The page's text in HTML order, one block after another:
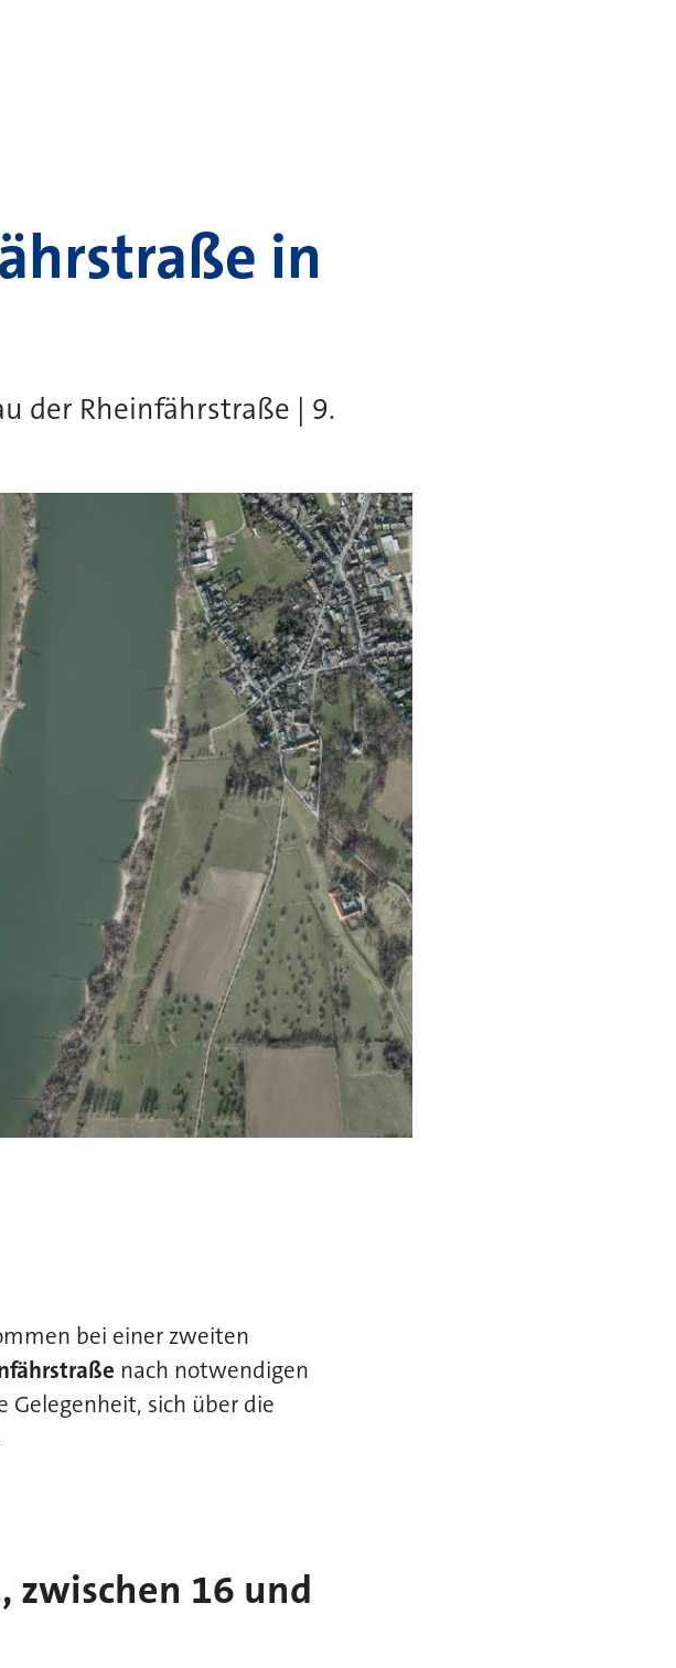
in
der Rheinfährstraße | 9.
bei einer zweiten
nach notwendigen
Gelegenheit, sich über die
zwischen 16 und